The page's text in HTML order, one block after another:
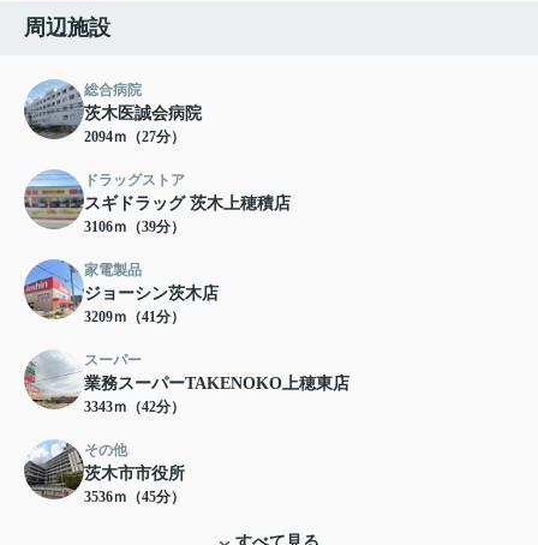
周辺施設
総合病院
茨木医誠会病院
2094ｍ（27分）
ドラッグストア
スギドラッグ 茨木上穂積店
3106ｍ（39分）
家電製品
ジョーシン茨木店
3209ｍ（41分）
スーパー
業務スーパーTAKENOKO上穂東店
3343ｍ（42分）
その他
茨木市市役所
3536ｍ（45分）